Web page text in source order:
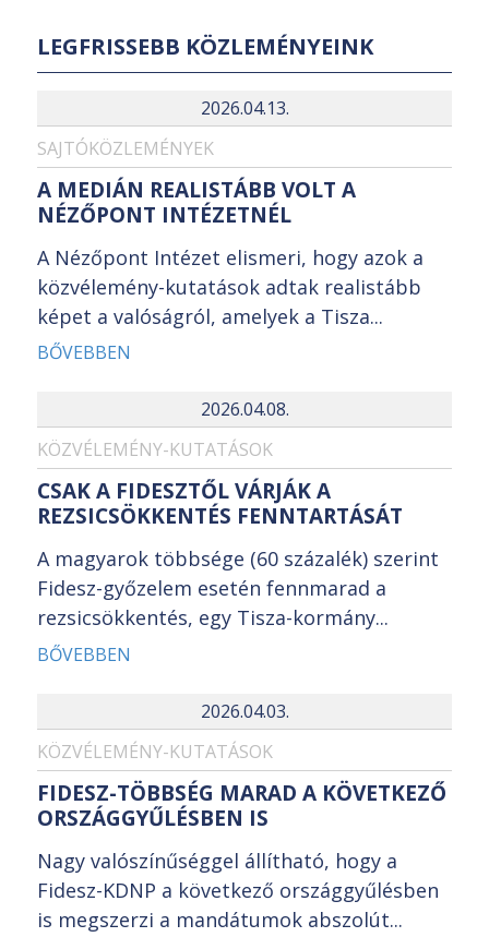
LEGFRISSEBB KÖZLEMÉNYEINK
2026.04.13.
SAJTÓKÖZLEMÉNYEK
A MEDIÁN REALISTÁBB VOLT A
NÉZŐPONT INTÉZETNÉL
A Nézőpont Intézet elismeri, hogy azok a
közvélemény-kutatások adtak realistább
képet a valóságról, amelyek a Tisza...
BŐVEBBEN
2026.04.08.
KÖZVÉLEMÉNY-KUTATÁSOK
CSAK A FIDESZTŐL VÁRJÁK A
REZSICSÖKKENTÉS FENNTARTÁSÁT
A magyarok többsége (60 százalék) szerint
Fidesz-győzelem esetén fennmarad a
rezsicsökkentés, egy Tisza-kormány...
BŐVEBBEN
2026.04.03.
KÖZVÉLEMÉNY-KUTATÁSOK
FIDESZ-TÖBBSÉG MARAD A KÖVETKEZŐ
ORSZÁGGYŰLÉSBEN IS
Nagy valószínűséggel állítható, hogy a
Fidesz-KDNP a következő országgyűlésben
is megszerzi a mandátumok abszolút...